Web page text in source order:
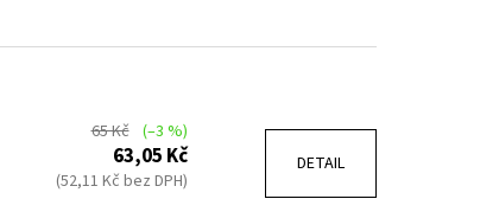
65 Kč (–3 %)
63,05 Kč
(52,11 Kč bez DPH)
DETAIL